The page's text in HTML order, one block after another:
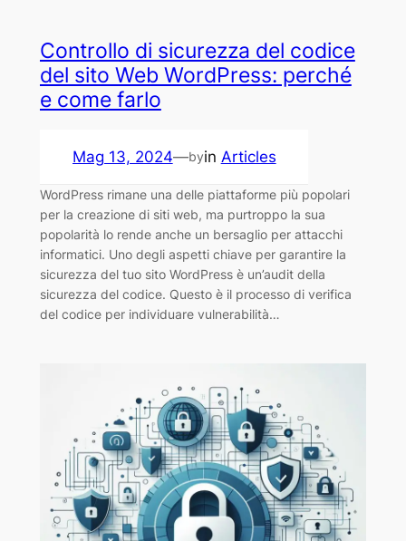
Controllo di sicurezza del codice
del sito Web WordPress: perché
e come farlo
Mag 13, 2024—byin Articles
WordPress rimane una delle piattaforme più popolari
per la creazione di siti web, ma purtroppo la sua
popolarità lo rende anche un bersaglio per attacchi
informatici. Uno degli aspetti chiave per garantire la
sicurezza del tuo sito WordPress è un’audit della
sicurezza del codice. Questo è il processo di verifica
del codice per individuare vulnerabilità…